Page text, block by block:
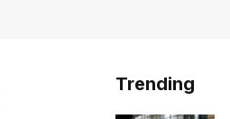
Trending